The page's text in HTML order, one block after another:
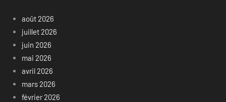
août 2026
juillet 2026
juin 2026
mai 2026
avril 2026
mars 2026
février 2026